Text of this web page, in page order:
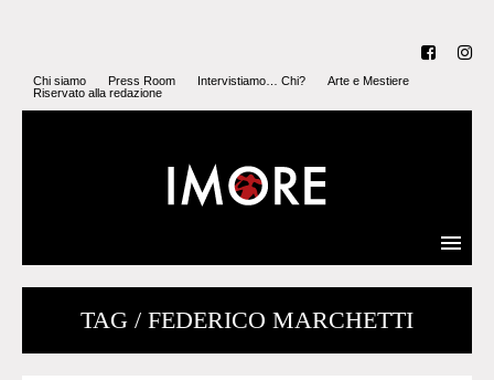
Chi siamo Press Room Intervistiamo… Chi?
Arte e Mestiere
Riservato alla redazione
TAG / FEDERICO MARCHETTI